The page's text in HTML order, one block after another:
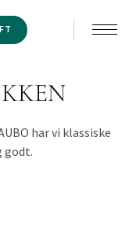
har vi klassiske
godt.